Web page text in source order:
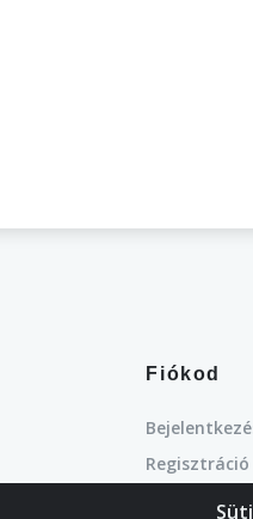
Fiókod
Regisztráció
Kedvencek